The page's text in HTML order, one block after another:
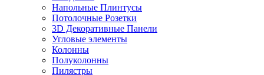
Напольные Плинтусы
Потолочные Розетки
3D Декоративные Панели
Угловые элементы
Колонны
Полуколонны
Пилястры